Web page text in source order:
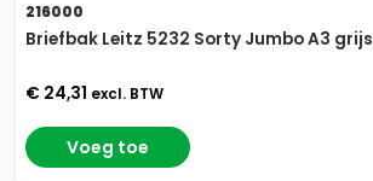
216000
Briefbak Leitz 5232 Sorty Jumbo A3 grijs
€ 24,31 excl. BTW
Voeg toe